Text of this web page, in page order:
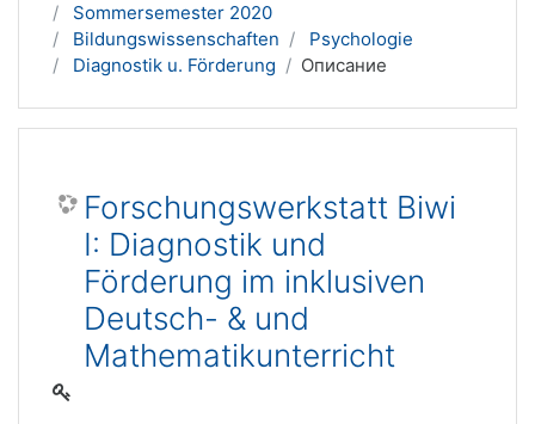
Sommersemester 2020
Bildungswissenschaften
Psychologie
Diagnostik u. Förderung
Описание
Forschungswerkstatt Biwi
I: Diagnostik und
Förderung im inklusiven
Deutsch- & und
Mathematikunterricht